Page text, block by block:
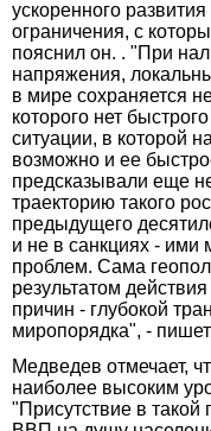
ускоренного
ограничения, с
пояснил он. . "При
напряжения,
в мире сохраняется
которого нет
ситуации, в которой
возможно и ее
предсказывали еще
траекторию такого
предыдущего
и не в санкциях - ими
проблем. Сама
результатом
причин - глубокой
миропорядка", -
Медведев отмечает,
наиболее высоким
"Присутствие в такой